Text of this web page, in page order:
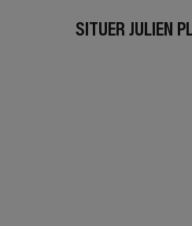
SITUER JULIEN